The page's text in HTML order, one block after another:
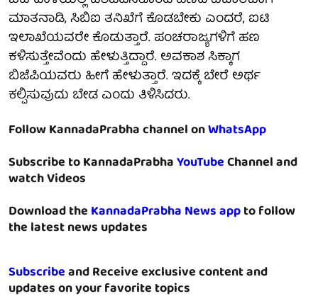
ಮಾತನಾಡಿ, ಸಿಬಿಐ ತನಿಖೆಗೆ ಕೊಡಬೇಕು ಎಂದರೆ, ಐಟಿ
ಇಲಾಖೆಯವರೇ ಕೊಡುತ್ತಾರೆ. ಪಂಚರಾಜ್ಯಗಳಿಗೆ ಹಣ
ಕಳಿಸುತ್ತೇವೆಂದು ಹೇಳುತ್ತಿದ್ದಾರೆ. ಅವಕಾಶ ಸಿಕ್ಕಾಗ
ಬಿಜೆಪಿಯವರು ಹೀಗೆ ಹೇಳುತ್ತಾರೆ. ಇದಕ್ಕೆ ಬೇರೆ ಅರ್ಥ
ಕಲ್ಪಿಸುವುದು ಬೇಡ ಎಂದು ತಿಳಿಸಿದರು.
Follow KannadaPrabha channel onWhatsApp
Subscribe to KannadaPrabhaYouTubeChannel and
watch Videos
Download theKannadaPrabha News appto follow
the latest news updates
Subscribeand Receive exclusive content and
updates on your favorite topics